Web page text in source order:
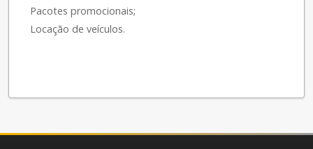
Pacotes promocionais;
Locação de veículos.